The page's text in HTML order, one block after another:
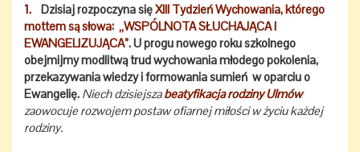
1. Dzisiaj rozpoczyna sięXIII Tydzień Wychowania, którego
mottem są słowa: „WSPÓLNOTA SŁUCHAJĄCA I
EWANGELIZUJĄCA”. U progu nowego roku szkolnego
obejmijmy modlitwą trud wychowania młodego pokolenia,
przekazywania wiedzy i formowania sumień w oparciu o
Ewangelię. Niech dzisiejszabeatyfikacja rodziny Ulmów
zaowocuje rozwojem postaw ofiarnej miłości w życiu każdej
rodziny.